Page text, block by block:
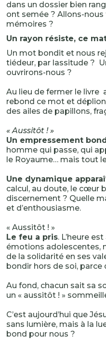
dans un dossier bien
ont semée ? Allons-
mémoires ?
Un rayon résiste, ce
Un mot bondit et nous
tiédeur, par lassitude ?
ouvrirons-nous ?
Au lieu de fermer le livre
rebond ce mot et
des ailes de papillons,
« Aussitôt ! »
Un empressement
homme qui passe, qui
le Royaume… mais tout
Une dynamique
calcul, au doute, le cœur
discernement ? Quelle
et d’enthousiasme.
« Aussitôt ! »
Le feu a pris. L’heure
émotions adolescentes,
de la solidarité en ses
bondir hors de soi, parce
Au fond, chacun sait sa
un « aussitôt ! »
C’est aujourd’hui que
sans lumière, mais à la
bond pour nous ?